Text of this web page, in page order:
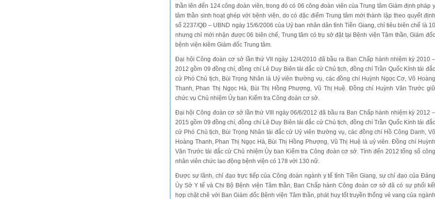
thần lên đến 124 công đoàn viên, trong đó có 06 công đoàn viên của Trung tâm Giám định pháp y
tâm thần sinh hoạt ghép với bệnh viện, do có đặc điểm Trung tâm mới thành lập theo quyết định
số 2237/QĐ – UBND ngày 15/6/2006 của Uỷ ban nhân dân tỉnh Tiền Giang, chỉ tiêu biên chế là 10
nhưng chỉ mới nhận được 06 biên chế, Trung tâm có trụ sở đặt tại Bệnh viện Tâm thần, Giám đốc
bệnh viện kiêm Giám đốc Trung tâm.
Đại hội Công đoàn cơ sở lần thứ VII ngày 12/4/2010 đã bầu ra Ban Chấp hành nhiệm kỳ 2010 –
2012 gồm 09 đồng chí, đồng chí Lê Duy Biên tái đắc cử Chủ tịch, đồng chí Trần Quốc Kính tái đắc
cử Phó Chủ tịch, Bùi Trọng Nhân là Uỷ viên thường vụ, các đồng chí Huỳnh Ngọc Cơ, Võ Hoàng
Thanh, Phan Thị Ngọc Hà, Bùi Thị Hồng Phượng, Vũ Thị Huệ. Đồng chí Huỳnh Văn Trước giữ
chức vụ Chủ nhiệm Ủy ban Kiểm tra Công đoàn cơ sở.
Đại hội Công đoàn cơ sở lần thứ VIII ngày 06/6/2012 đã bầu ra Ban Chấp hành nhiệm kỳ 2012 –
2015 gồm 09 đồng chí, đồng chí Lê Duy Biên tái đắc cử Chủ tịch, đồng chí Trần Quốc Kính tái đắc
cử Phó Chủ tịch, Bùi Trọng Nhân tái đắc cử Uỷ viên thường vụ, các đồng chí Hồ Công Danh, Võ
Hoàng Thanh, Phan Thị Ngọc Hà, Bùi Thị Hồng Phượng, Vũ Thị Huệ là uỷ viên. Đồng chí Huỳnh
Văn Trước tái đắc cử Chủ nhiệm Ủy ban Kiểm tra Công đoàn cơ sở. Tính đến 2012 tổng số công
nhân viên chức lao động bệnh viện có 178 với 130 nữ.
Được sự lãnh, chỉ đạo trực tiếp của Công đoàn ngành y tế tỉnh Tiền Giang, sự chỉ đạo của Đảng
Ủy Sở Y tế và Chi Bộ Bệnh viện Tâm thần, Ban Chấp hành Công đoàn cơ sở đã có sự phối kết
hợp chặt chẽ với Ban Giám đốc Bệnh viện Tâm thần, phát huy tốt truyền thống vẻ vang của ngành